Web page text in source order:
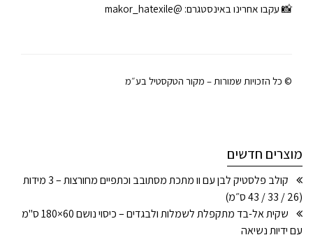
📸 עקבו אחרינו באינסטגרם: @makor_hatexile
© כל הזכויות שמורות – מקור הטקסטיל בע״מ
מוצרים חדשים
קולב פלסטיק לבן עם וו מתכת מסתובב וכתפיים מחורצות – 3 מידות
(26 / 33 / 43 ס״מ)
שקית אל-בד מתקפלת לשמלות ולבגדים – כיסוי נושם 60×180 ס"מ
עם ידיות נשיאה